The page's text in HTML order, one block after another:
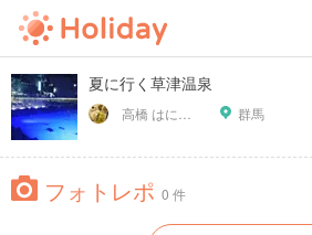
夏に行く草津温泉
群馬
フォトレポ 0 件